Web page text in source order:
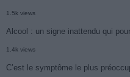
1.5k views
Alcool : un signe inattendu qui
1.4k views
C’est le symptôme le plus